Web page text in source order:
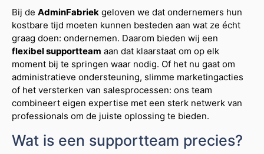
Bij de AdminFabriek geloven we dat ondernemers hun
kostbare tijd moeten kunnen besteden aan wat ze écht
graag doen: ondernemen. Daarom bieden wij een
flexibel supportteam aan dat klaarstaat om op elk
moment bij te springen waar nodig. Of het nu gaat om
administratieve ondersteuning, slimme marketingacties
of het versterken van salesprocessen: ons team
combineert eigen expertise met een sterk netwerk van
professionals om de juiste oplossing te bieden.
Wat is een supportteam precies?